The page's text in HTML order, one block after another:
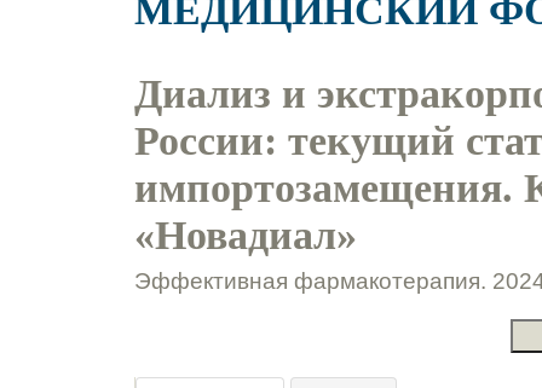
МЕДИЦИНСКИЙ
Диализ и
России: текущий
импортозамещения.
«Новадиал»
Эффективная фармакотерапия.